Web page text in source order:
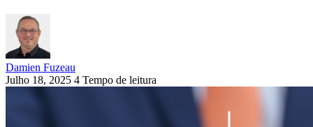
Damien Fuzeau
Julho 18, 2025 4 Tempo de leitura